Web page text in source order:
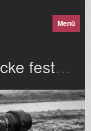
Menü
Augenblicke festgehalten